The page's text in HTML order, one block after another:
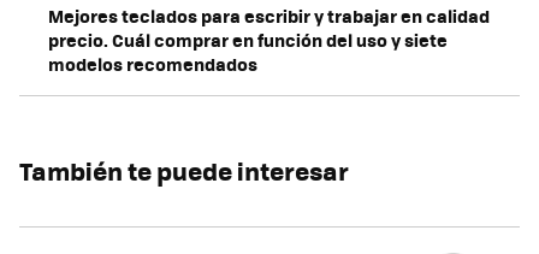
Mejores teclados para escribir y trabajar en calidad
precio. Cuál comprar en función del uso y siete
modelos recomendados
También te puede interesar